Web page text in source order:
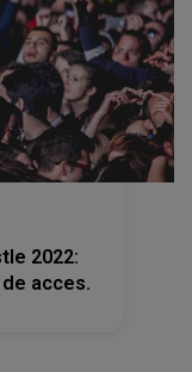
2022:
acces.